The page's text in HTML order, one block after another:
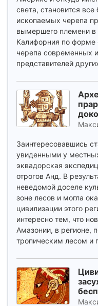
света, становится
ископаемых черепа
вымершего племени
Калифорния по форме
черепа современных
представителей
Заинтересовавшись
увиденными у
эквадорская
отрогов Анд. В
неведомой доселе
зоне лесов и могла
цивилизации этого
интересно тем, что
Амазонии, в
тропическим лесом и